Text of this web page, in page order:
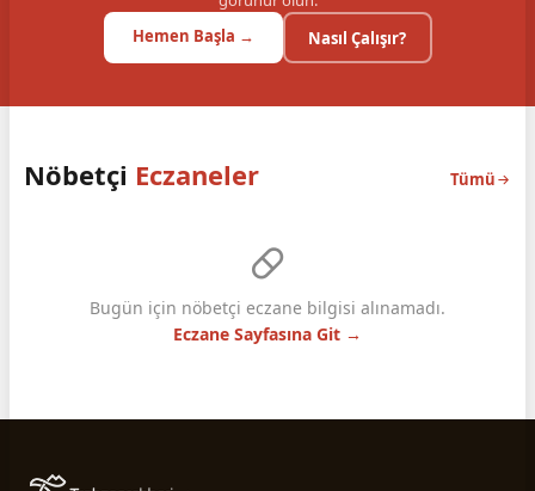
Hemen Başla →
Nasıl Çalışır?
Nöbetçi Eczaneler Tümü
Bugün için nöbetçi eczane bilgisi alınamadı.
Eczane Sayfasına Git →